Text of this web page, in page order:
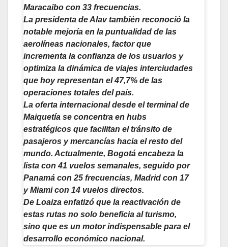
Maracaibo con 33 frecuencias.
La presidenta de Alav también reconoció la
notable mejoría en la puntualidad de las
aerolíneas nacionales, factor que
incrementa la confianza de los usuarios y
optimiza la dinámica de viajes interciudades
que hoy representan el 47,7% de las
operaciones totales del país.
La oferta internacional desde el terminal de
Maiquetía se concentra en hubs
estratégicos que facilitan el tránsito de
pasajeros y mercancías hacia el resto del
mundo. Actualmente, Bogotá encabeza la
lista con 41 vuelos semanales, seguido por
Panamá con 25 frecuencias, Madrid con 17
y Miami con 14 vuelos directos.
De Loaiza enfatizó que la reactivación de
estas rutas no solo beneficia al turismo,
sino que es un motor indispensable para el
desarrollo económico nacional.